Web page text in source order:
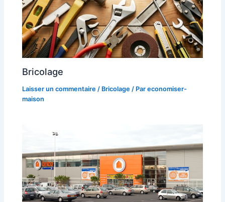
Bricolage
Laisser un commentaire / Bricolage / Pareconomiser-
maison